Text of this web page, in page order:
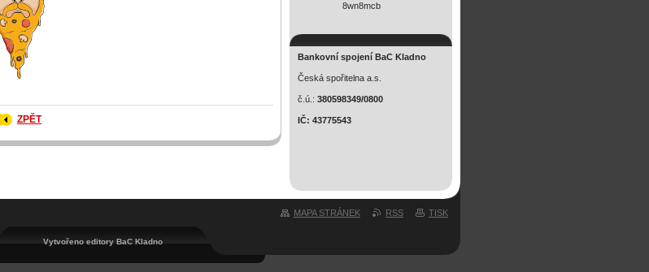
ZPĚT
8wn8mcb
Bankovní spojení BaC Kladno
Česká spořitelna a.s.
č.ú.: 380598349/0800
IČ: 43775543
MAPA STRÁNEK RSS TISK
Vytvořeno editory BaC Kladno